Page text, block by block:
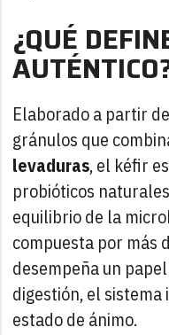
¿QUÉ
Elaborado a partir
gránulos que
levaduras, el kéfir
probióticos
equilibrio de la
compuesta por más
desempeña un
digestión, el
estado de ánimo.